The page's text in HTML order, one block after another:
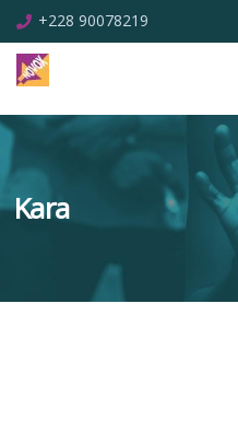
+228 90078219
Kara